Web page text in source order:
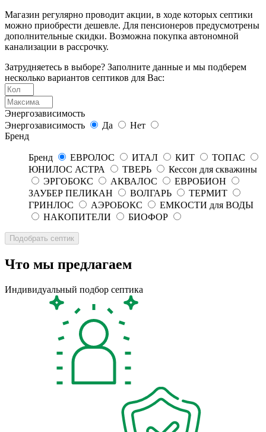
Магазин регулярно проводит акции, в ходе которых септики
можно приобрести дешевле. Для пенсионеров предусмотрены
дополнительные скидки. Возможна покупка автономной
канализации в рассрочку.
Затрудняетесь в выборе? Заполните данные и мы подберем
несколько вариантов септиков для Вас:
Энергозависимость
Энергозависимость
Да
Нет
Бренд
Бренд ЕВРОЛОС ИТАЛ КИТ
ТОПАС
ЮНИЛОС АСТРА
ТВЕРЬ
Кессон для скважины
ЭРГОБОКС
АКВАЛОС
ЕВРОБИОН
ЗАУБЕР ПЕЛИКАН
ВОЛГАРЬ
ТЕРМИТ
ГРИНЛОС
АЭРОБОКС
ЕМКОСТИ для ВОДЫ
НАКОПИТЕЛИ
БИОФОР
Что мы предлагаем
Индивидуальный подбор септика